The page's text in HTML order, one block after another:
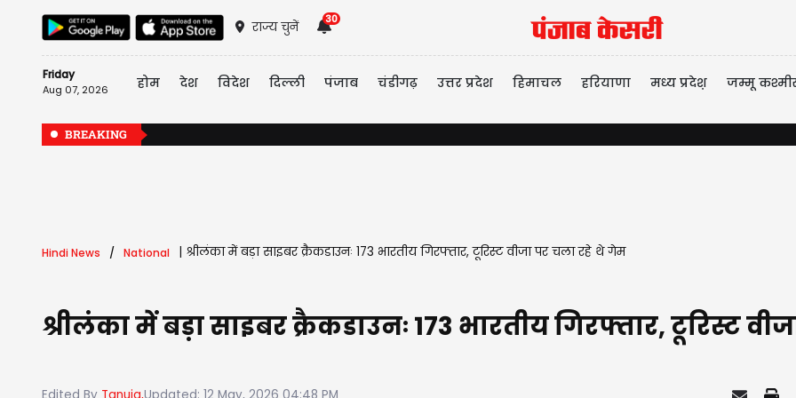
राज्य चुनें
30
Friday
Aug 07, 2026 होम देश विदेश दिल्ली पंजाब चंडीगढ़ उत्तर प्रदेश हिमाचल हरियाणा मध्य प्रदेश़ जम्मू
BREAKING
Hindi News National श्रीलंका में बड़ा साइबर क्रैकडाउनः 173 भारतीय गिरफ्तार, टूरिस्ट वीजा पर चला रहे थे गेम
श्रीलंका में बड़ा साइबर क्रैकडाउनः 173 भारतीय गिरफ्तार, टूरिस्ट